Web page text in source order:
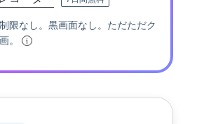
限なし。黒画面なし。ただただク
。